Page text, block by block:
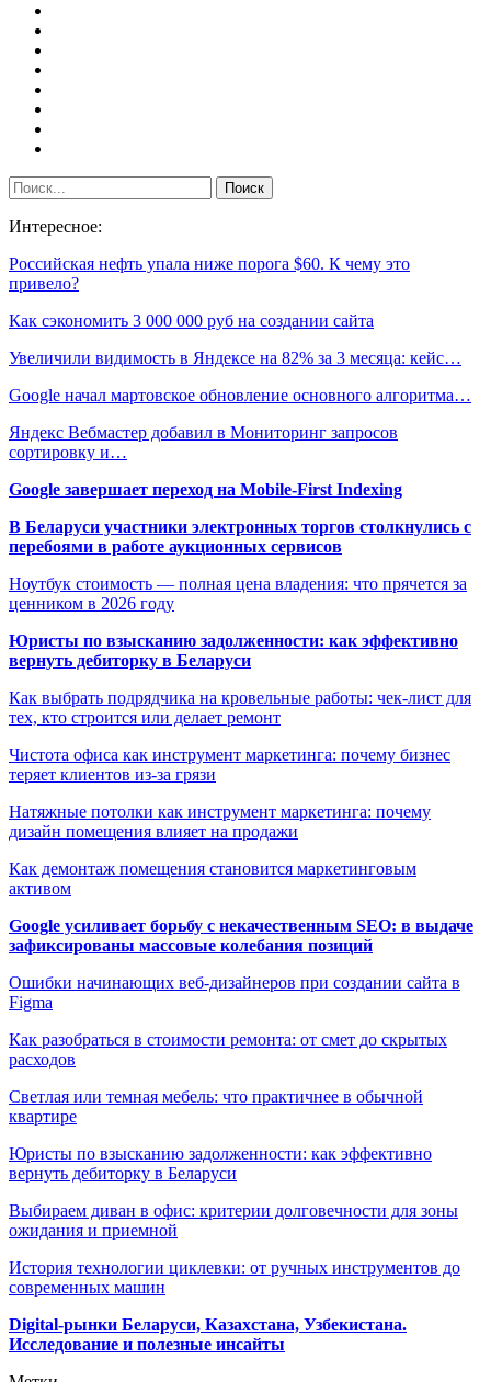
Интересное:
Российская нефть упала ниже порога $60. К чему это
привело?
Как сэкономить 3 000 000 руб на создании сайта
Увеличили видимость в Яндексе на 82% за 3 месяца: кейс…
Google начал мартовское обновление основного алгоритма…
Яндекс Вебмастер добавил в Мониторинг запросов
сортировку и…
Google завершает переход на Mobile-First Indexing
В Беларуси участники электронных торгов столкнулись с
перебоями в работе аукционных сервисов
Ноутбук стоимость — полная цена владения: что прячется за
ценником в 2026 году
Юристы по взысканию задолженности: как эффективно
вернуть дебиторку в Беларуси
Как выбрать подрядчика на кровельные работы: чек-лист для
тех, кто строится или делает ремонт
Чистота офиса как инструмент маркетинга: почему бизнес
теряет клиентов из-за грязи
Натяжные потолки как инструмент маркетинга: почему
дизайн помещения влияет на продажи
Как демонтаж помещения становится маркетинговым
активом
Google усиливает борьбу с некачественным SEO: в выдаче
зафиксированы массовые колебания позиций
Ошибки начинающих веб-дизайнеров при создании сайта в
Figma
Как разобраться в стоимости ремонта: от смет до скрытых
расходов
Светлая или темная мебель: что практичнее в обычной
квартире
Юристы по взысканию задолженности: как эффективно
вернуть дебиторку в Беларуси
Выбираем диван в офис: критерии долговечности для зоны
ожидания и приемной
История технологии циклевки: от ручных инструментов до
современных машин
Digital-рынки Беларуси, Казахстана, Узбекистана.
Исследование и полезные инсайты